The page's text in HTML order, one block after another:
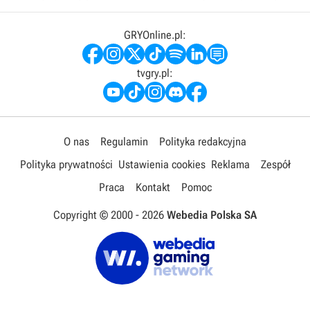
GRYOnline.pl:
tvgry.pl:
O nas Regulamin
Polityka redakcyjna
Polityka prywatności Ustawienia cookies Reklama
Zespół
Praca
Kontakt Pomoc
Copyright © 2000 - 2026 Webedia Polska SA